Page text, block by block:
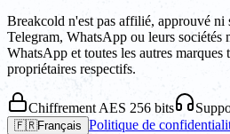
Breakcold n'est pas affilié, approuvé ni
Telegram, WhatsApp ou leurs sociétés
WhatsApp et toutes les autres marques
propriétaires respectifs.
Chiffrement AES 256 bits
🇫🇷Français Politique de